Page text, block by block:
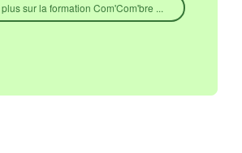
sur la formation Com'Com'bre ...